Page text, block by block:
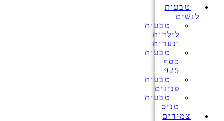
טבעות
לנשים
טבעות
לילדות
ונערות
טבעות
כסף
925
טבעות
פנינים
טבעות
טניס
צמידים